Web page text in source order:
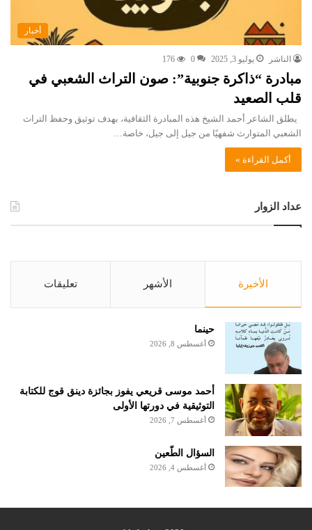
أخبار
الناشر يوليو 3, 2025 0
176
مبادرة “ذاكرة جنوبية”: صون التراث الشعبي في
قلب الصعيد
يطلق الشاعر أحمد الشيخ هذه المبادرة الثقافية، بهدف توثيق وحفظ التراث
الشعبي المتوارث شفهيًا من جيل إلى جيل، خاصة…
أكمل القراءة »
عداد الزوار
الأخيرة الأشهر تعليقات
حينما
أغسطس 8, 2026
أحمد موسى قريعي يفوز بجائزة دينق قوج للكتابة
التوثيقية في دورتها الأولى
أغسطس 7, 2026
السؤال الطّعين
أغسطس 4, 2026